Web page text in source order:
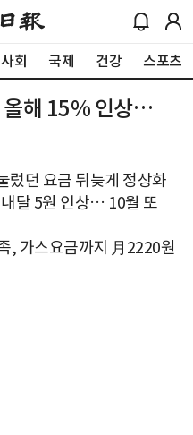
사회 국제 건강 스포츠
올해 15% 인상…
던 요금 뒤늦게 정상화
달 5원 인상… 10월 또
, 가스요금까지 月2220원